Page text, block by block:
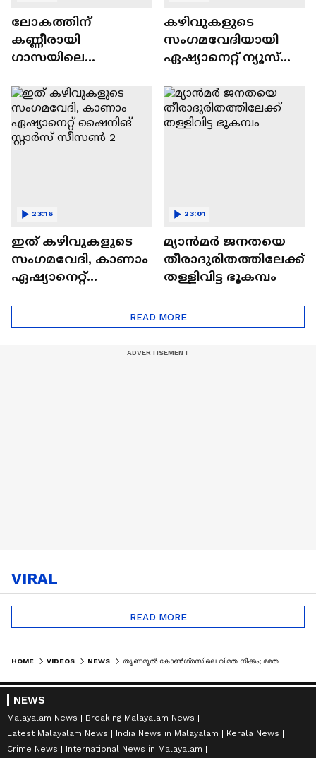
ലോകത്തിന്
കണ്ണീരായി
ഗാസയിലെ
കുഞ്ഞുങ്ങൾ
കഴിവുകളുടെ
സംഗമവേദിയായി
ഏഷ്യാനെറ്റ് ന്യൂസ്
സീസൺ 2
ഇത് കഴിവുകളുടെ
സംഗമവേദി, കാണാം
ഏഷ്യാനെറ്റ്
23:16
മ്യാൻമർ ജനതയെ
തീരാദുരിതത്തിലേക്ക്
തള്ളിവിട്ട ഭൂകമ്പം
23:01
READ MORE
VIRAL
READ MORE
HOME VIDEOS NEWS
NEWS
Malayalam News
Breaking Malayalam News
Latest Malayalam News
India News in Malayalam
Kerala News
Crime News
International News in Malayalam